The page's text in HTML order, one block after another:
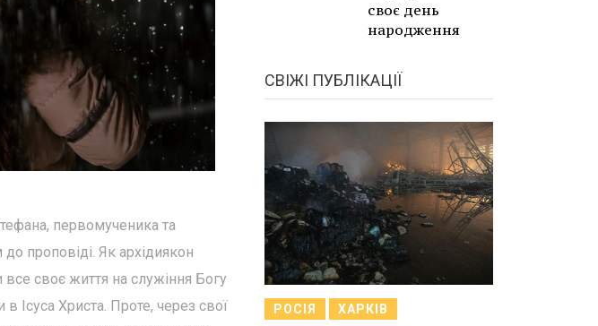
первомученика та
проповіді. Як архідиякон
своє життя на служіння Богу
Ісуса Христа. Проте, через свої
своє день
народження
СВІЖІ ПУБЛІКАЦІЇ
РОСІЯ ХАРКІВ